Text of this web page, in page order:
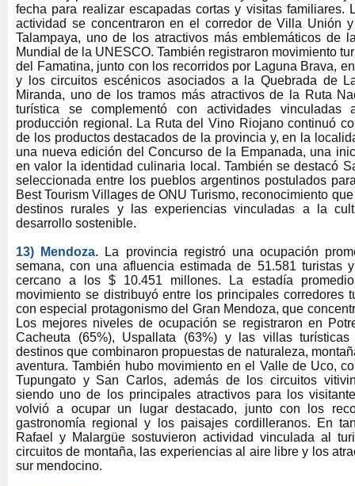
fecha para realizar escapadas cortas y visitas familiares.
actividad se concentraron en el corredor de Villa Unión
Talampaya, uno de los atractivos más emblemáticos de
Mundial de la UNESCO. También registraron movimiento
del Famatina, junto con los recorridos por Laguna Brava,
y los circuitos escénicos asociados a la Quebrada de
Miranda, uno de los tramos más atractivos de la Ruta
turística se complementó con actividades
producción regional. La Ruta del Vino Riojano continuó
de los productos destacados de la provincia y, en la
una nueva edición del Concurso de la Empanada, una
en valor la identidad culinaria local. También se destacó
seleccionada entre los pueblos argentinos postulados
Best Tourism Villages de ONU Turismo, reconocimiento
destinos rurales y las experiencias vinculadas a la
desarrollo sostenible.
13) Mendoza.
La provincia registró una ocupación
semana, con una afluencia estimada de 51.581 turistas
cercano a los $ 10.451 millones. La estadía
movimiento se distribuyó entre los principales corredores
con especial protagonismo del Gran Mendoza, que
Los mejores niveles de ocupación se registraron en
Cacheuta (65%), Uspallata (63%) y las villas
destinos que combinaron propuestas de naturaleza,
aventura. También hubo movimiento en el Valle de Uco,
Tupungato y San Carlos, además de los circuitos
siendo uno de los principales atractivos para los
volvió a ocupar un lugar destacado, junto con los
gastronomía regional y los paisajes cordilleranos. En
Rafael y Malargüe sostuvieron actividad vinculada al
circuitos de montaña, las experiencias al aire libre y los
sur mendocino.